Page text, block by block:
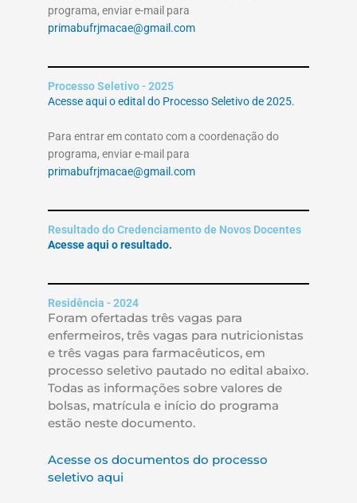
programa, enviar e-mail para
primabufrjmacae@gmail.com
Processo Seletivo - 2025
Acesse aqui o edital do Processo Seletivo de 2025.
Para entrar em contato com a coordenação do
programa, enviar e-mail para
primabufrjmacae@gmail.com
Resultado do Credenciamento de Novos Docentes
Acesse aqui o resultado.
Residência - 2024
Foram ofertadas três vagas para
enfermeiros, três vagas para nutricionistas
e três vagas para farmacêuticos, em
processo seletivo pautado no edital abaixo.
Todas as informações sobre valores de
bolsas, matrícula e início do programa
estão neste documento.
Acesse os documentos do processo
seletivo aqui